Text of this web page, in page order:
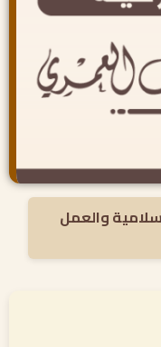
والعمل